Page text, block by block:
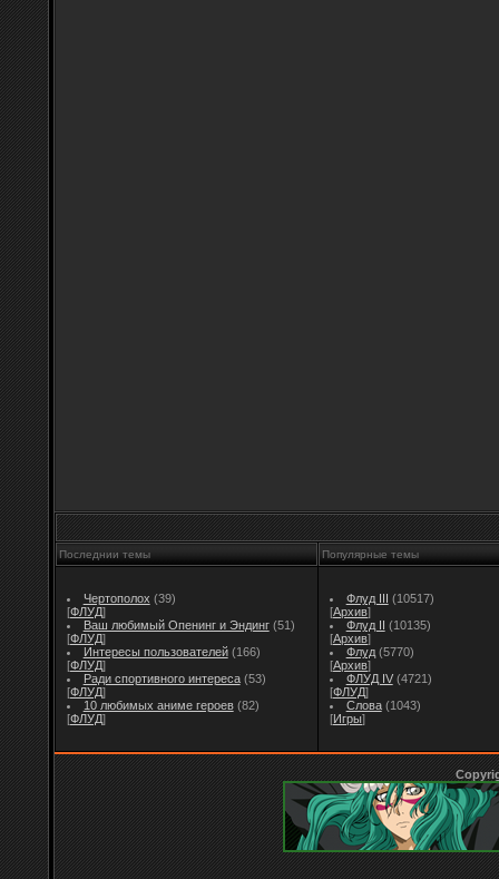
Последнии темы Популярные темы
Чертополох (39)
[ФЛУД]
Ваш любимый Опенинг и Эндинг (51)
[ФЛУД]
Интересы пользователей (166)
[ФЛУД]
Ради спортивного интереса (53)
[ФЛУД]
10 любимых аниме героев (82)
[ФЛУД]
Флуд III (10517)
[Архив]
Флуд II (10135)
[Архив]
Флуд (5770)
[Архив]
ФЛУД IV (4721)
[ФЛУД]
Слова (1043)
[Игры]